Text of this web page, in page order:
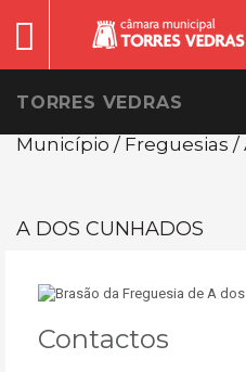
TORRES VEDRAS
Município / Freguesias /
A DOS CUNHADOS
Contactos